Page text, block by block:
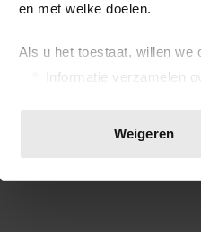
en met welke doelen.
Als u het toestaat, willen we
Informatie verzamelen
Uw apparaat
toestemming op elk
We gebruiken cookies om
websiteverkeer te
Weigeren